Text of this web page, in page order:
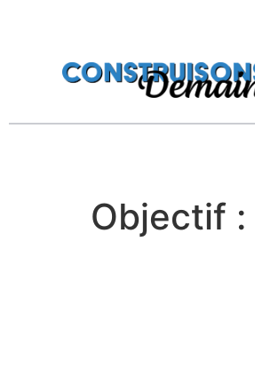
Objectif